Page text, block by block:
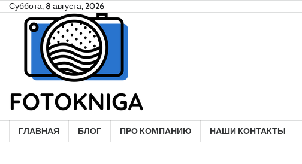
SkipСуббота, 8 августа, 2026
ГЛАВНАЯ БЛОГ ПРО КОМПАНИЮ НАШИ КОНТАКТЫ